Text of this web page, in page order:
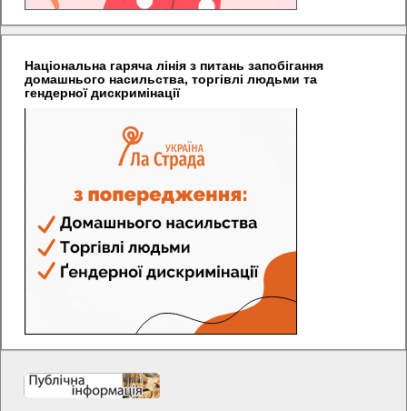
Національна гаряча лінія з питань запобігання
домашнього насильства, торгівлі людьми та
гендерної дискримінації